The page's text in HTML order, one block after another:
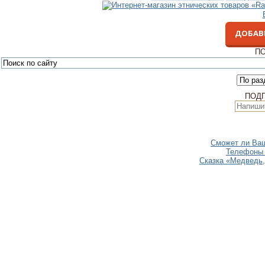
Сможет ли
Телефоны
Сказка